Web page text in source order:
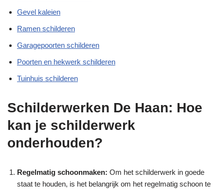
Gevel kaleien
Ramen schilderen
Garagepoorten schilderen
Poorten en hekwerk schilderen
Tuinhuis schilderen
Schilderwerken De Haan: Hoe
kan je schilderwerk
onderhouden?
Regelmatig schoonmaken: Om het schilderwerk in goede
staat te houden, is het belangrijk om het regelmatig schoon te